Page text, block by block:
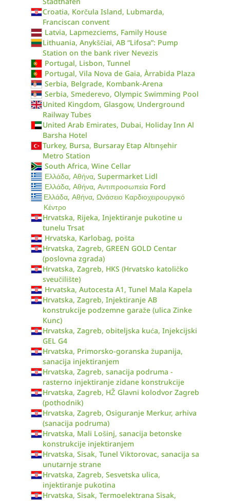
Croatia, Korčula Island, Lubmarda,
Franciscan convent
Latvia, Lapmezciems, Family House
Lithuania, Anykščiai, AB “Lifosa”: Pump
Station on the bank river Nevezis
Portugal, Lisbon, Tunnel
Portugal, Vila Nova de Gaia, Àrrabida Plaza
Serbia, Belgrade, Kombank-Arena
Serbia, Smederevo, Olympic Swimming Pool
United Kingdom, Glasgow, Underground
Railway Tubes
United Arab Emirates, Dubai, Holiday Inn Al
Barsha Hotel
Turkey, Bursa, Bursaray Etap Altınşehir
Metro Station
South Africa, Wine Cellar
Ελλάδα, Αθήνα, Supermarket Lidl
Ελλάδα, Αθήνα, Αντιπροσωπεία Ford
Ελλάδα, Αθήνα, Ωνάσειο Καρδιοχειρουργικό
Κέντρο
Hrvatska, Rijeka, Injektiranje pukotine u
tunelu Trsat
Hrvatska, Karlobag, pošta
Hrvatska, Zagreb, GREEN GOLD Centar
(poslovna zgrada)
Hrvatska, Zagreb, HKS (Hrvatsko katoličko
sveučilište)
Hrvatska, Autocesta A1, Tunel Mala Kapela
Hrvatska, Zagreb, Injektiranje AB
konstrukcije podzemne garaže (ulica Zinke
Kunc)
Hrvatska, Zagreb, obiteljska kuća, Injekcijski
GEL G4
Hrvatska, Primorsko-goranska županija,
sanacija injektiranjem
Hrvatska, Zagreb, sanacija podruma -
rasterno injektiranje zidane konstrukcije
Hrvatska, Zagreb, HŽ Glavni kolodvor Zagreb
(pothodnik)
Hrvatska, Zagreb, Osiguranje Merkur, arhiva
(sanacija podruma)
Hrvatska, Mali Lošinj, sanacija betonske
konstrukcije injektiranjem
Hrvatska, Sisak, Tunel Viktorovac, sanacija sa
unutarnje strane
Hrvatska, Zagreb, Sesvetska ulica,
injektiranje pukotina
Hrvatska, Sisak, Termoelektrana Sisak,